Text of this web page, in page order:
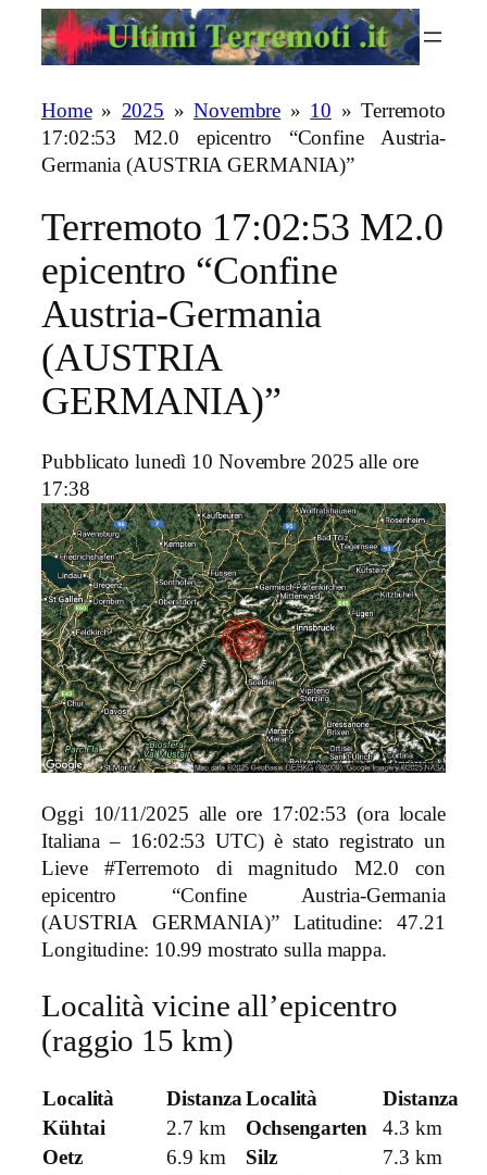
Home» 2025 »Novembre » 10 » Terremoto
17:02:53 M2.0 epicentro “Confine Austria-
Germania (AUSTRIA GERMANIA)”
Terremoto 17:02:53 M2.0
epicentro “Confine
Austria-Germania
(AUSTRIA
GERMANIA)”
Pubblicato lunedì 10 Novembre 2025 alle ore
17:38
Oggi 10/11/2025 alle ore 17:02:53 (ora locale
Italiana – 16:02:53 UTC) è stato registrato un
Lieve #Terremoto di magnitudo M2.0 con
epicentro “Confine Austria-Germania
(AUSTRIA GERMANIA)” Latitudine: 47.21
Longitudine: 10.99 mostrato sulla mappa.
Località vicine all’epicentro
(raggio 15 km)
Località DistanzaLocalità
Distanza
Kühtai
2.7 km Ochsengarten
4.3 km
Oetz
6.9 km Silz
7.3 km